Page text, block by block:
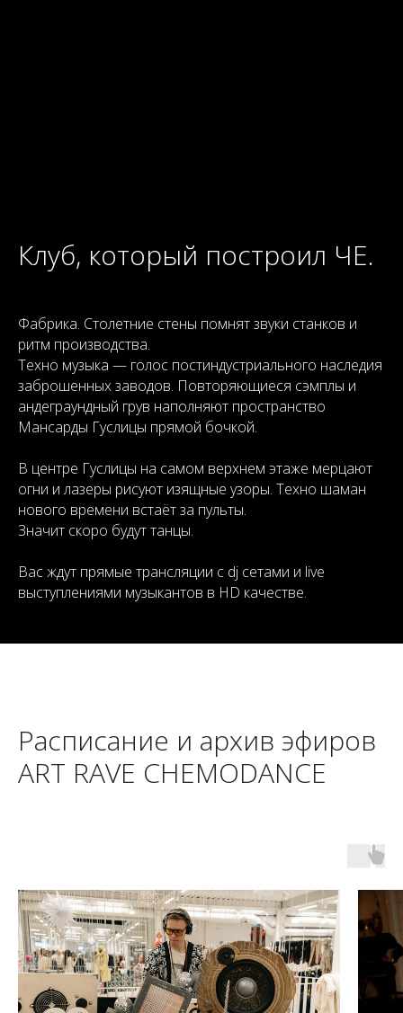
Клуб, который построил ЧЕ.
Фабрика. Столетние стены помнят звуки станков и
ритм производства.
Техно музыка — голос постиндустриального наследия
заброшенных заводов. Повторяющиеся сэмплы и
андеграундный грув наполняют пространство
Мансарды Гуслицы прямой бочкой.
В центре Гуслицы на самом верхнем этаже мерцают
огни и лазеры рисуют изящные узоры. Техно шаман
нового времени встаёт за пульты.
Значит скоро будут танцы.
Вас ждут прямые трансляции с dj сетами и live
выступлениями музыкантов в HD качестве.
Расписание и архив эфиров
ART RAVE CHEMODANCE